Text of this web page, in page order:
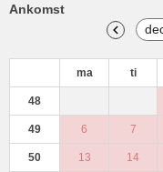
Ankomst
ma ti
48
49 6 7
50 13 14